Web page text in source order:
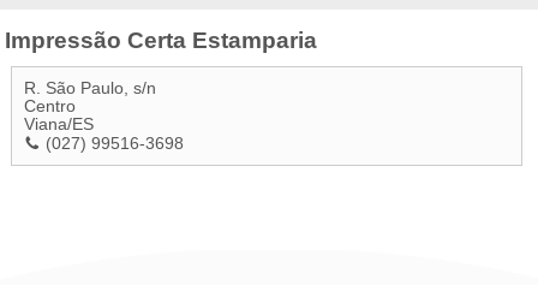
Impressão Certa Estamparia
R. São Paulo, s/n
Centro
Viana/ES
(027) 99516-3698